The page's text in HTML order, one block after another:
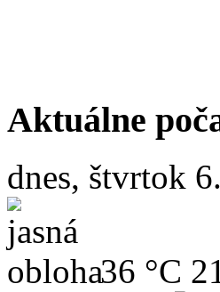
Aktuálne
dnes, štvrtok
36 °C